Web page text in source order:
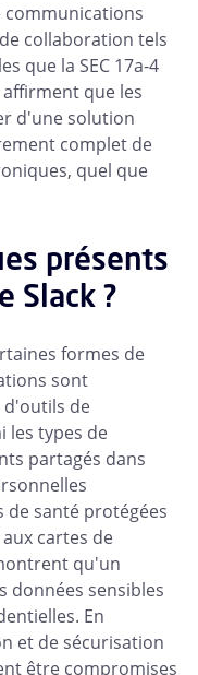
communications
collaboration tels
que la SEC 17a-4
que les
d'une solution
complet de
quel que
présents
Slack ?
formes de
sont
d'outils de
les types de
partagés dans
de santé protégées
cartes de
qu'un
données sensibles
En
et de sécurisation
être compromises